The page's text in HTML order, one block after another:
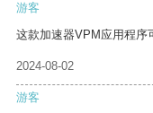
游客
这款加速器VPM应用程序
2024-08-02
游客